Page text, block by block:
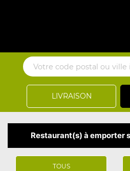
LIVRAISON
Restaurant(s) à emporter
TOUS